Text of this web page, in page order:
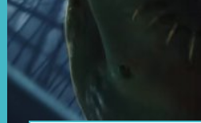
En cuanto a
tenemos la
sistema“Super